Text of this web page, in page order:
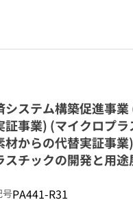
システム構築促進事
証事業) (マイクロプ
材からの代替実証事
スチックの開発と用
号PA441-R31